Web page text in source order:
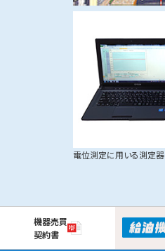
電位測定に用いる測定器
機器売買
契約書